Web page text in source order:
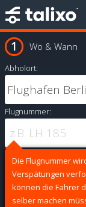
Wo & Wann
Abholort:
Flugnummer:
Die Flugnummer
Verspätungen
können die Fahrer
selber machen